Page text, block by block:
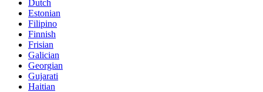
Dutch
Estonian
Filipino
Finnish
Frisian
Galician
Georgian
Gujarati
Haitian